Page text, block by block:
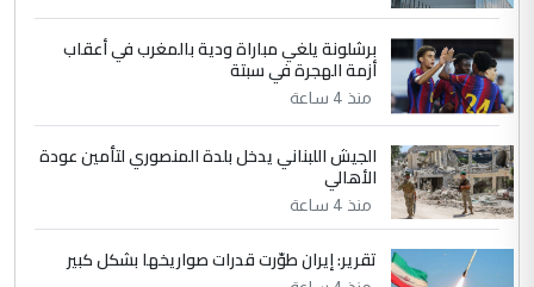
وثروات البلد يعتمد على الكفاءة ...
الموضوع : بين الإهمال واغتصاب الأرض.. بلاد
الرافدين تعاني الجفاف والتصحر!!
برشلونة يلغي مباراة ودية بالمغرب في أعقاب
أزمة الهجرة في سبتة
منذ 4 ساعة
الجيش اللبناني يدخل بلدة المنصوري لتأمين عودة
الأهالي
منذ 4 ساعة
تقرير: إيران طوّرت قدرات صواريخها بشكل كبير